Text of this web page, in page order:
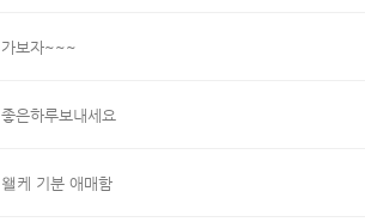
가보자~~~
좋은하루보내세요
왤케 기분 애매함